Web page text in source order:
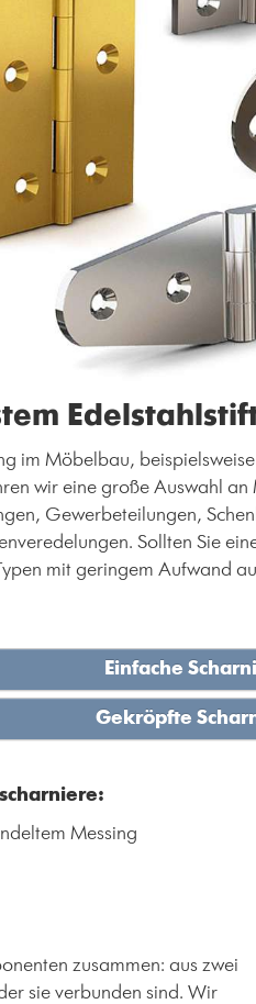
im Möbelbau,
wir eine große Auswahl
Gewerbeteilungen,
Sollten Sie
mit geringem Aufwand
Einfache
Gekröpfte
Messing
zusammen: aus zwei
sie verbunden sind. Wir